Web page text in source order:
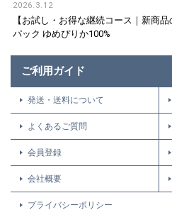
2026.3.12
【お試し・お得な継続コース｜新商
パック ゆめぴりか100%
ご利用ガイド
発送・送料について
よくあるご質問
会員登録
会社概要
プライバシーポリシー